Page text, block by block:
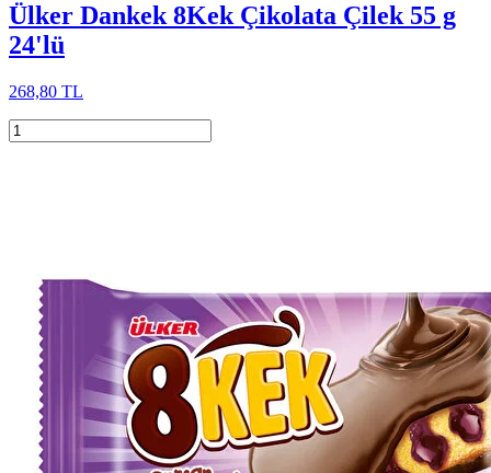
Ülker Dankek 8Kek Çikolata Çilek 55 g
24'lü
268,80 TL